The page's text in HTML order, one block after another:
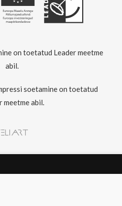
on toetatud Leader meetme
abil.
soetamine on toetatud
meetme abil.